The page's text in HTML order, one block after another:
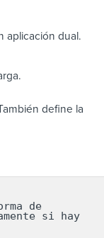
aplicación dual.
define la
de
si hay